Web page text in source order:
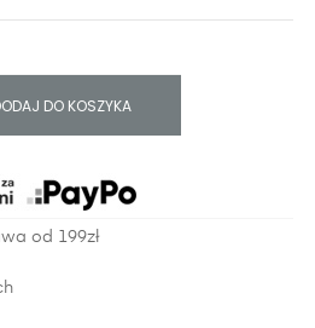
DO KOSZYKA
od 199zł